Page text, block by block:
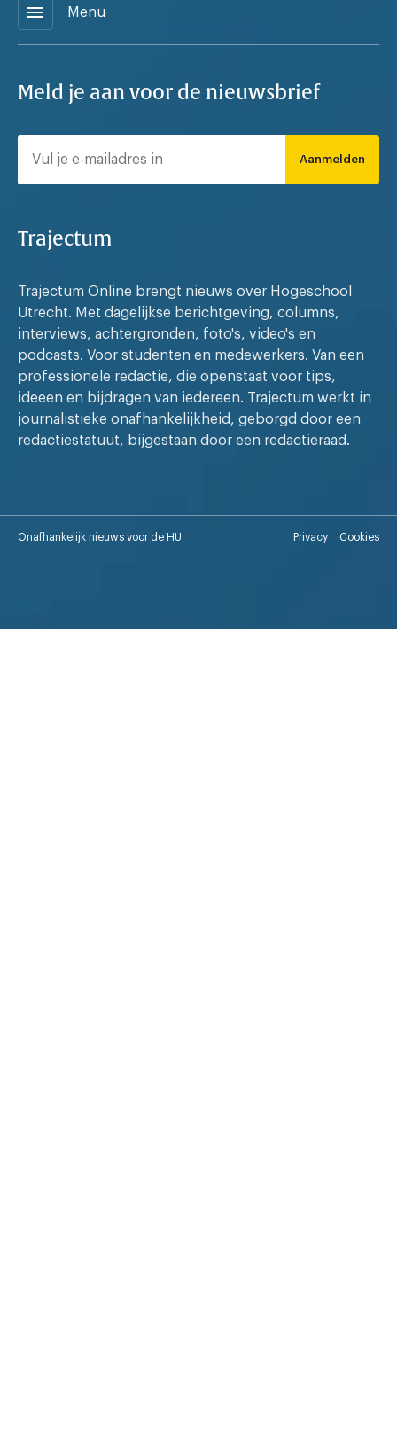
menu Menu
Meld je aan voor de nieuwsbrief
Aanmelden
Trajectum
Trajectum Online brengt nieuws over Hogeschool
Utrecht. Met dagelijkse berichtgeving, columns,
interviews, achtergronden, foto's, video's en
podcasts. Voor studenten en medewerkers. Van een
professionele redactie, die openstaat voor tips,
ideeen en bijdragen van iedereen. Trajectum werkt in
journalistieke onafhankelijkheid, geborgd door een
redactiestatuut, bijgestaan door een redactieraad.
Onafhankelijk nieuws voor de HU Privacy Cookies